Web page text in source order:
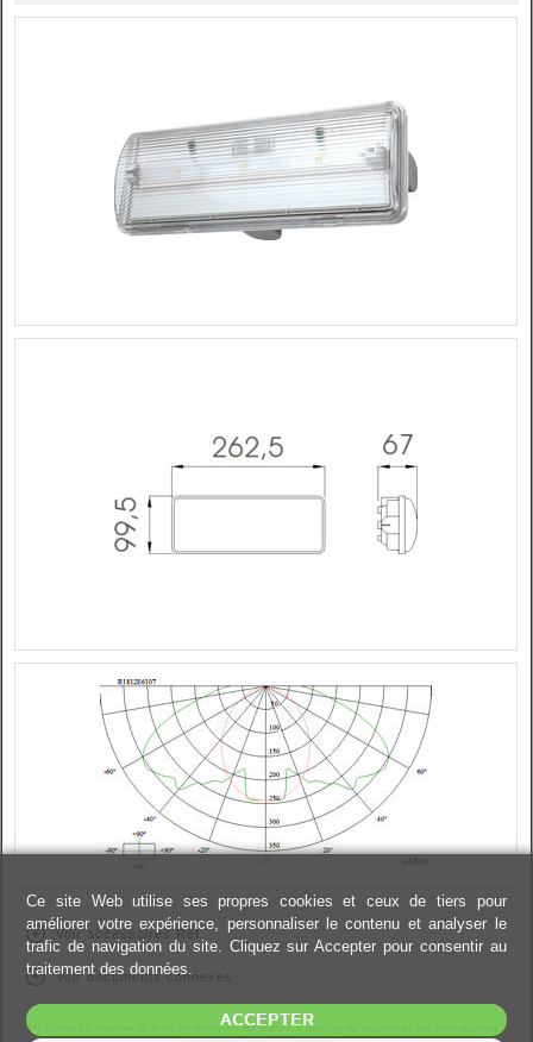
Voir accessoires Réf.
Voir documents connexes
(*) Duisa se réserve le droit de modifier, de mettre à jour ou de supprimer les informations
Ce site Web utilise ses propres cookies et ceux de tiers pour
améliorer votre expérience, personnaliser le contenu et analyser le
trafic de navigation du site. Cliquez sur Accepter pour consentir au
traitement des données.
ACCEPTER